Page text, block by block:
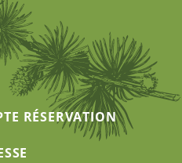
RÉSERVATION